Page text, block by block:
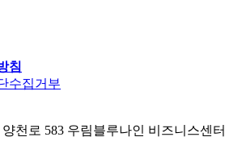
침
수집거부
천로 583 우림블루나인 비즈니스센터